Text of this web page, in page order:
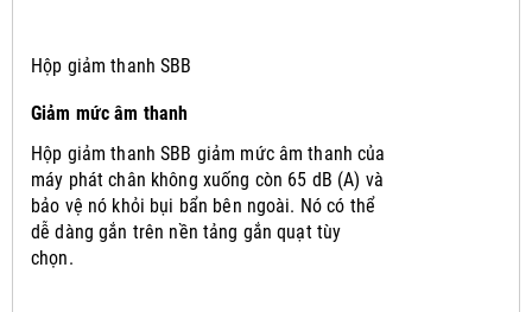
Hộp giảm thanh SBB
Giảm mức âm thanh
Hộp giảm thanh SBB giảm mức âm thanh của
máy phát chân không xuống còn 65 dB (A) và
bảo vệ nó khỏi bụi bẩn bên ngoài. Nó có thể
dễ dàng gắn trên nền tảng gắn quạt tùy
chọn.